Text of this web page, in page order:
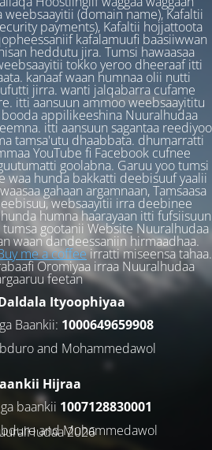
weebsaayitii (domain name), Kafaltii
payments), Kafaltii hojjattoota
kafalamuufi baasiiwwan
heddutu jira. Tumsi hawaasaa
tokko yeroo dheeraaf itti
kanaaf waan humnaa olii nutti
jirra. wanti jalqabarra cufame
itti aansuun ammoo weebsaayititu
appilikeeshina Nuuralhudaa
itti aansuun sagantaa reediyoo
tamsa'utu dhaabbata. dhumarratti
YouTube fi Facebook cufnee
goolabna. Garuu yoo tumsi
waa hunda bakkatti deebisuuf yaalii
gahaan argamnaan, Tamsaasa
websaayitii irra deebinee
humna haarayaan itti fufsiisuun
gootanii Website Nuuralhudaa
waan dandeessaniin hirmaadhaa.
me a coffeeirratti miseensa tahaa.
Oromiyaa irraa Nuuralhudaa
feetan
Ityoophiyaa
Baankii: 1000649659908
and Mohammedawol
Hijraa
baankii 1007128830001
and Muhammedawol
2026